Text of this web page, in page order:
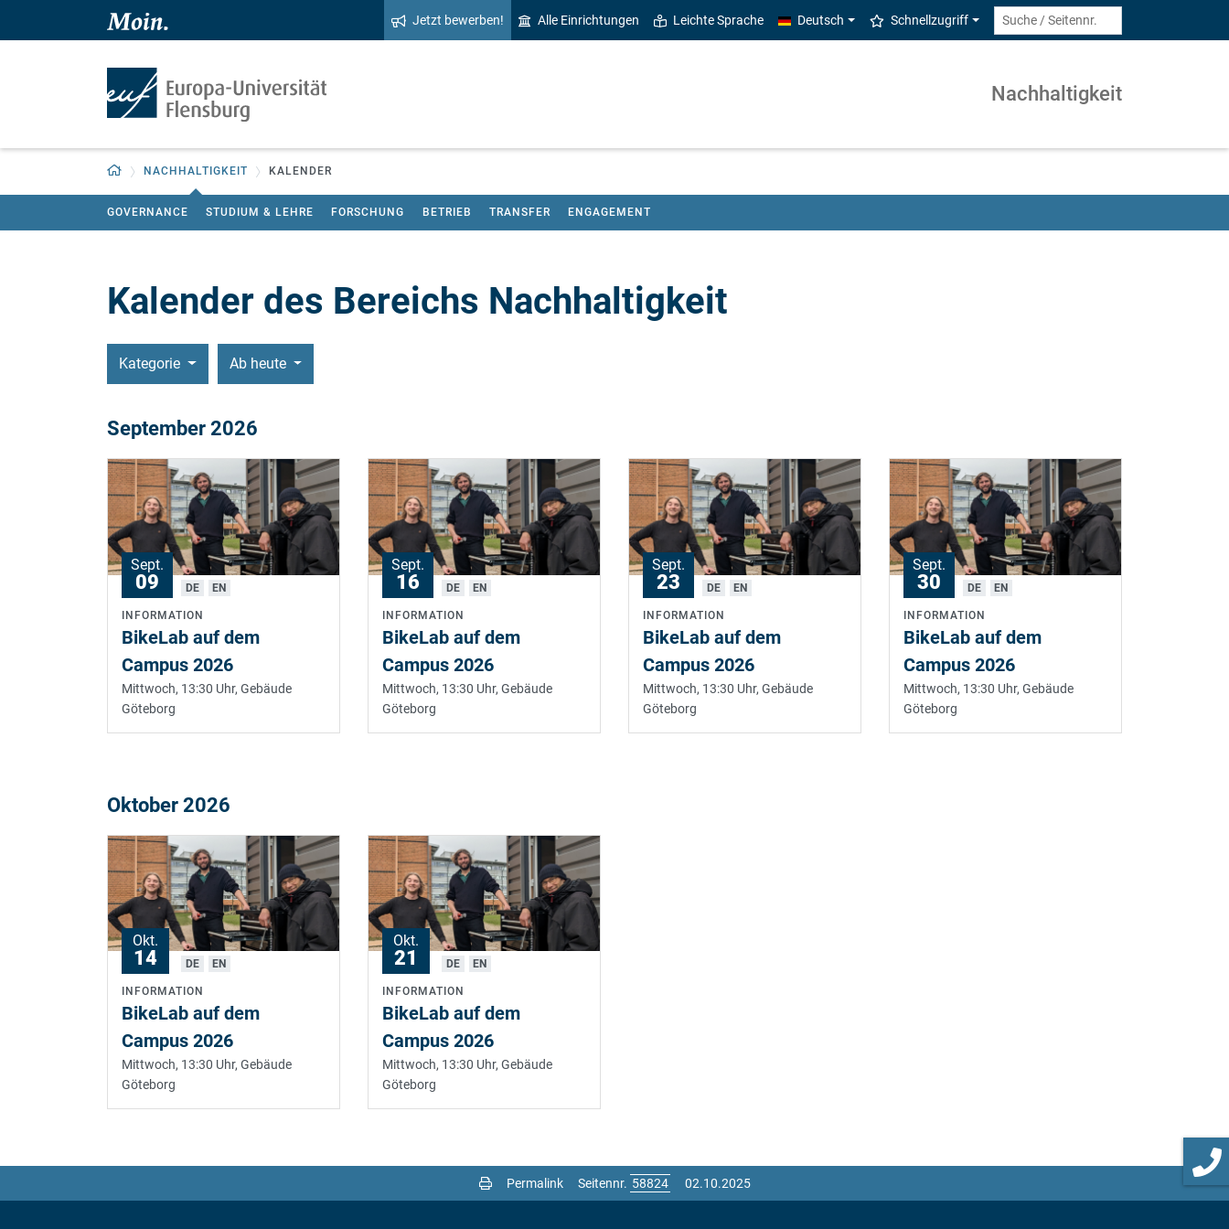
Zum Hauptinhalt springen
Zur Navigation springen
Jetzt bewerben! Alle Einrichtungen Leichte Sprache Deutsch Schnellzugriff
Nachhaltigkeit
Zurück zur Startseite
NACHHALTIGKEIT KALENDER
GOVERNANCE STUDIUM & LEHRE FORSCHUNG BETRIEB TRANSFER ENGAGEMENT
Kalender des Bereichs Nachhaltigkeit
Kategorie Ab heute
September 2026
Sept.
09 DE EN
INFORMATION
BikeLab auf dem
Campus 2026
Mittwoch, 13:30 Uhr, Gebäude
Göteborg
Sept.
16 DE EN
INFORMATION
BikeLab auf dem
Campus 2026
Mittwoch, 13:30 Uhr, Gebäude
Göteborg
Sept.
23 DE EN
INFORMATION
BikeLab auf dem
Campus 2026
Mittwoch, 13:30 Uhr, Gebäude
Göteborg
Sept.
30 DE EN
INFORMATION
BikeLab auf dem
Campus 2026
Mittwoch, 13:30 Uhr, Gebäude
Göteborg
Oktober 2026
Okt.
14 DE EN
INFORMATION
BikeLab auf dem
Campus 2026
Mittwoch, 13:30 Uhr, Gebäude
Göteborg
Okt.
21 DE EN
INFORMATION
BikeLab auf dem
Campus 2026
Mittwoch, 13:30 Uhr, Gebäude
Göteborg
Permalink Seitennr. 02.10.2025